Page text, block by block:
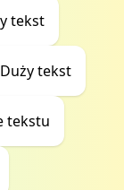
tekst
Duży tekst
tekstu